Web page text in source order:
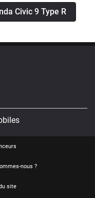
Civic 9 Type R
nous ?
site